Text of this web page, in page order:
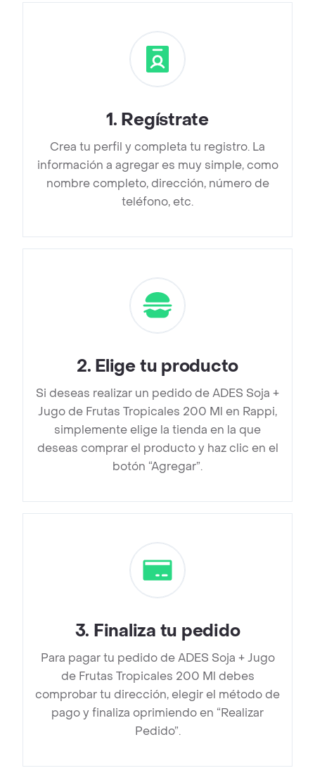
1. Regístrate
Crea tu perfil y completa tu registro. La
información a agregar es muy simple, como
nombre completo, dirección, número de
teléfono, etc.
2. Elige tu producto
Si deseas realizar un pedido de ADES Soja +
Jugo de Frutas Tropicales 200 Ml en Rappi,
simplemente elige la tienda en la que
deseas comprar el producto y haz clic en el
botón “Agregar”.
3. Finaliza tu pedido
Para pagar tu pedido de ADES Soja + Jugo
de Frutas Tropicales 200 Ml debes
comprobar tu dirección, elegir el método de
pago y finaliza oprimiendo en “Realizar
Pedido”.